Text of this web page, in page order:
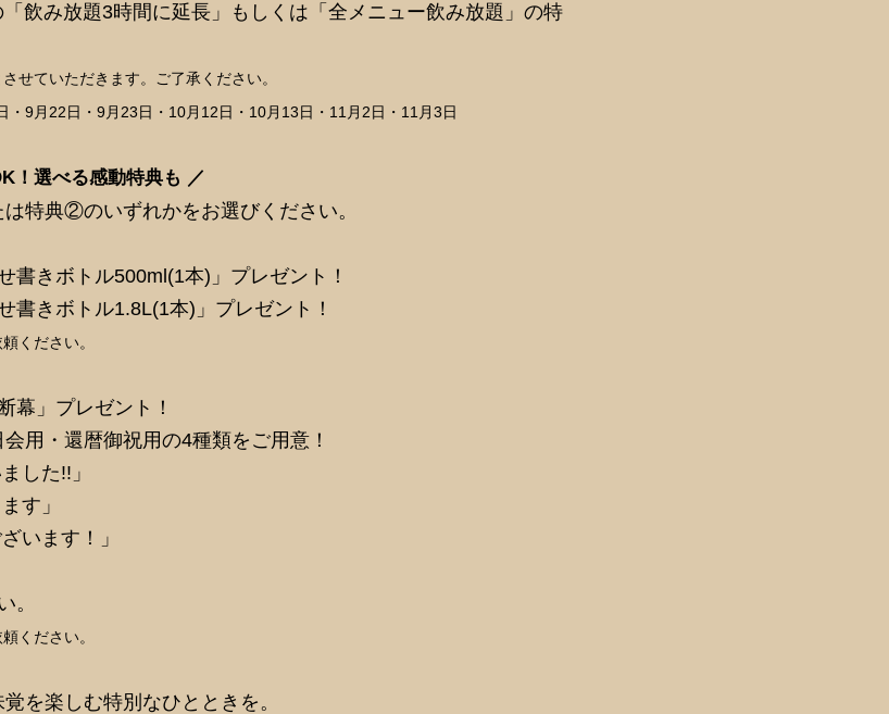
飲み放題3時間に延長」もしくは「全メニュー飲み放題」の特
せていただきます。ご了承ください。
・9月22日・9月23日・10月12日・10月13日・11月2日・11月3日
！選べる感動特典も ／
特典②のいずれかをお選びください。
書きボトル500ml(1本)」プレゼント！
書きボトル1.8L(1本)」プレゼント！
ください。
幕」プレゼント！
用・還暦御祝用の4種類をご用意！
した!!」
す」
います！」
。
ください。
を楽しむ特別なひとときを。